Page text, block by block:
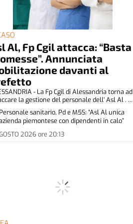
Al, Fp Cgil attacca: “Basta
Annunciata
davanti al
2026ore 20:13
- La Fp Cgil di Alessandria torna ad
la gestione del personale dell' Asl Al . ...
Personale sanitario, Pd e M5S: “Asl Al unica
piemontese con dipendenti in calo”